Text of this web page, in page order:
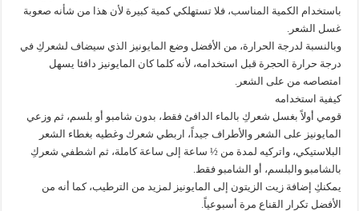
باستخدام الكمية المناسب، فلا تستهلكي كمية كبيرة لأن هذا من شأنه صعوبة
غسل الشعر.
وبالنسبة لدرجة الحرارة، من الأفضل وضع المايونيز الذي سيضاف لشعركِ في
درجة حرارة الحجرة قبل استخدامه، لأنه كلما كان المايونيز دافئا يسهل
امتصاصه من على الشعر.
كيفية استخدامه
قومي أولاً بغسل شعركِ بالماء الدافئ فقط، بدون شامبو أو بلسم، ثم وزعي
المايونيز على الشعر والأطراف جيداً، اربطي شعرك وغطيه بغطاء الشعر
البلاستيكي، واتركيه لمدة من ½ ساعة إلى ساعة كاملة، ثم اشطفي شعركِ
بالشامبو والبلسم، أو الشامبو فقط.
يمكنكِ إضافة زيت الزيتون إلى المايونيز لمزيد من الترطيب، كما أنه من
الأفضل تكرار القناع مرة أسبوعياً.